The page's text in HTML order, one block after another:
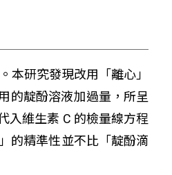
本研究發現改用「離心」
的靛酚溶液加過量，所呈
入維生素 C 的檢量線方程
的精準性並不比「靛酚滴